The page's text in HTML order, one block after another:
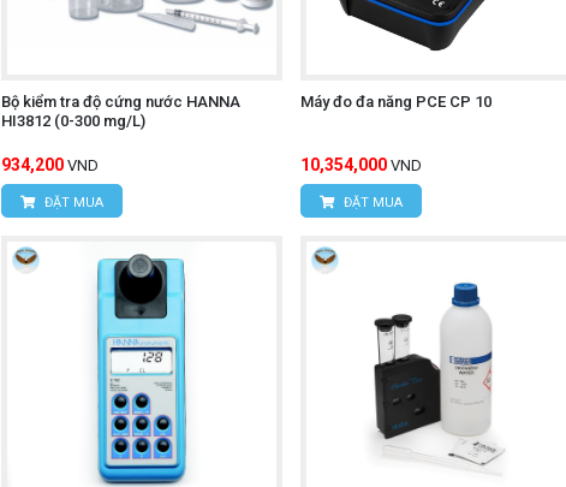
Bộ kiểm tra độ cứng nước HANNA
HI3812 (0-300 mg/L)
934,200 VND
ĐẶT MUA
Máy đo đa năng PCE CP 10
10,354,000 VND
ĐẶT MUA